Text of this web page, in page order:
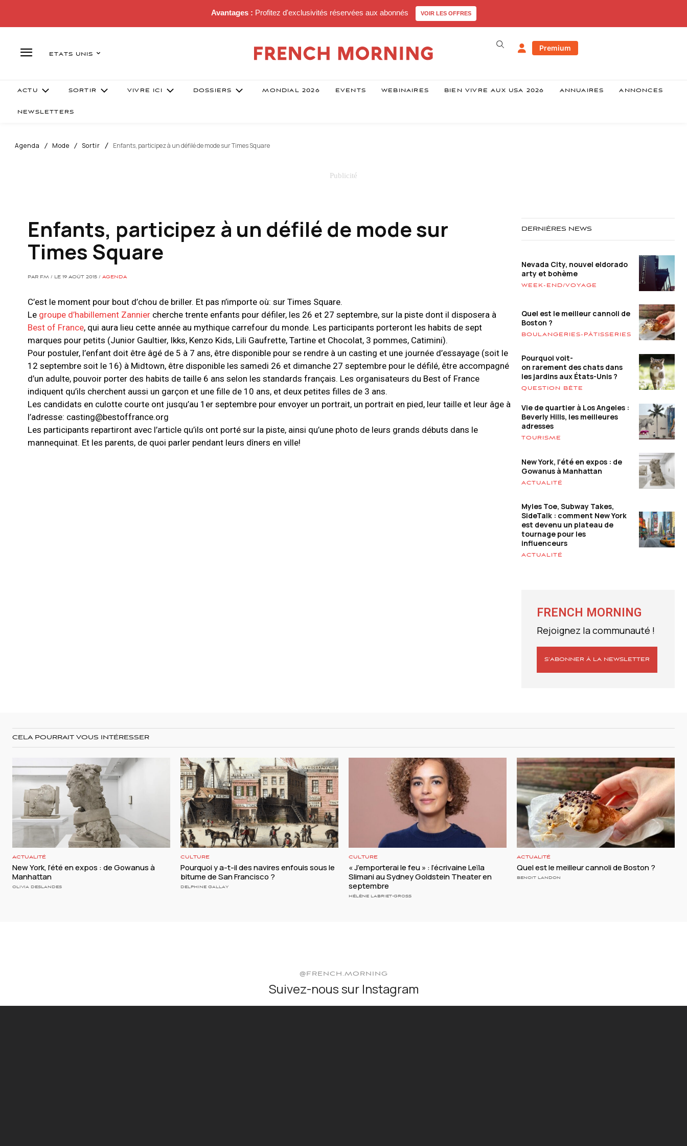
Avantages : Profitez d'exclusivités réservées aux abonnés VOIR LES OFFRES
ETATS UNIS
Premium
ACTU SORTIR VIVRE ICI DOSSIERS MONDIAL 2026 EVENTS WEBINAIRES BIEN VIVRE AUX USA 2026 ANNUAIRES ANNONCES
NEWSLETTERS
Agenda Mode Sortir Enfants, participez à un défilé de mode sur Times Square
Enfants, participez à un défilé de mode sur
Times Square
PAR FM / LE 19 AOÛT 2015 / AGENDA
C’est le moment pour bout d’chou de briller. Et pas n’importe où: sur Times Square.
Le groupe d’habillement Zannier cherche trente enfants pour défiler, les 26 et 27 septembre, sur la piste dont il disposera à
Best of France, qui aura lieu cette année au mythique carrefour du monde. Les participants porteront les habits de sept
marques pour petits (Junior Gaultier, Ikks, Kenzo Kids, Lili Gaufrette, Tartine et Chocolat, 3 pommes, Catimini).
Pour postuler, l’enfant doit être âgé de 5 à 7 ans, être disponible pour se rendre à un casting et une journée d’essayage (soit le
12 septembre soit le 16) à Midtown, être disponible les samedi 26 et dimanche 27 septembre pour le défilé, être accompagné
d’un adulte, pouvoir porter des habits de taille 6 ans selon les standards français. Les organisateurs du Best of France
indiquent qu’ils cherchent aussi un garçon et une fille de 10 ans, et deux petites filles de 3 ans.
Les candidats en culotte courte ont jusqu’au 1er septembre pour envoyer un portrait, un portrait en pied, leur taille et leur âge à
l’adresse: casting@bestoffrance.org
Les participants repartiront avec l’article qu’ils ont porté sur la piste, ainsi qu’une photo de leurs grands débuts dans le
mannequinat. Et les parents, de quoi parler pendant leurs dîners en ville!
DERNIÈRES NEWS
Nevada City, nouvel eldorado
arty et bohème
WEEK-END/VOYAGE
Quel est le meilleur cannoli de
Boston ?
BOULANGERIES-PÂTISSERIES
Pourquoi voit-
on rarement des chats dans
les jardins aux États-Unis ?
QUESTION BÊTE
Vie de quartier à Los Angeles :
Beverly Hills, les meilleures
adresses
TOURISME
New York, l’été en expos : de
Gowanus à Manhattan
ACTUALITÉ
Myles Toe, Subway Takes,
SideTalk : comment New York
est devenu un plateau de
tournage pour les
influenceurs
ACTUALITÉ
FRENCH MORNING
Rejoignez la communauté !
S’ABONNER À LA NEWSLETTER
CELA POURRAIT VOUS INTÉRESSER
ACTUALITÉ
New York, l’été en expos : de Gowanus à
Manhattan
OLIVIA DESLANDES
CULTURE
Pourquoi y a-t-il des navires enfouis sous le
bitume de San Francisco ?
DELPHINE GALLAY
CULTURE
« J’emporterai le feu » : l’écrivaine Leïla
Slimani au Sydney Goldstein Theater en
septembre
HÉLÈNE LABRIET-GROSS
ACTUALITÉ
Quel est le meilleur cannoli de Boston ?
BENOIT LANDON
@FRENCH.MORNING
Suivez-nous sur Instagram